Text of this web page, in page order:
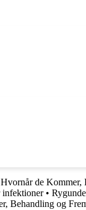
de
infektioner•
Behandling og